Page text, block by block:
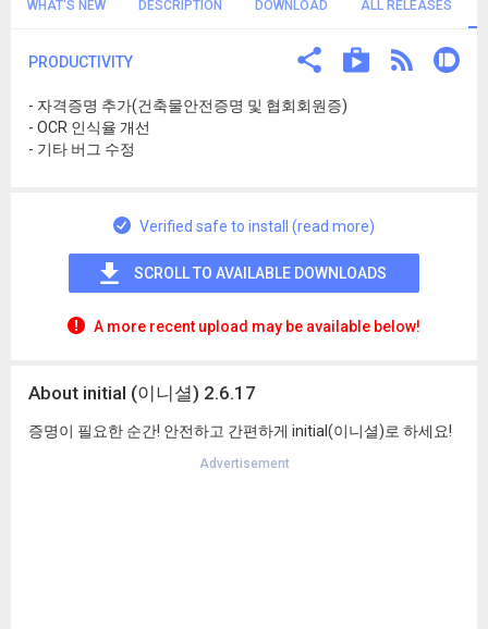
WHAT'S NEW DESCRIPTION DOWNLOAD ALL RELEASES
PRODUCTIVITY
- 자격증명 추가(건축물안전증명 및 협회회원증)
- OCR 인식율 개선
- 기타 버그 수정
Verified safe to install (read more)
SCROLL TO AVAILABLE DOWNLOADS
A more recent upload may be available below!
About initial (이니셜) 2.6.17
증명이 필요한 순간! 안전하고 간편하게 initial(이니셜)로 하세요!
Advertisement